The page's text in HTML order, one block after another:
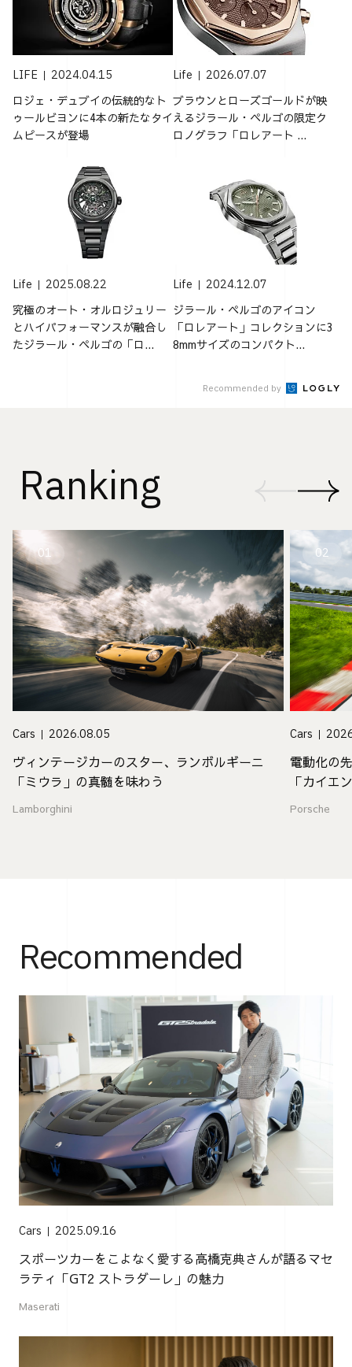
LIFE 2024.04.15
ロジェ・デュブイの伝統的なト
ゥールビヨンに4本の新たなタイ
ムピースが登場
Life 2026.07.07
ブラウンとローズゴールドが映
えるジラール・ペルゴの限定ク
ロノグラフ「ロレアート ...
Life 2025.08.22
究極のオート・オルロジュリー
とハイパフォーマンスが融合し
たジラール・ペルゴの「ロ...
Life 2024.12.07
ジラール・ペルゴのアイコン
「ロレアート」コレクションに3
8mmサイズのコンパクト...
Recommended by
Ranking
01
Cars 2026.08.05
ヴィンテージカーのスター、ランボルギーニ
「ミウラ」の真髄を味わう
Lamborghini
02
Cars
電動化の
「カイエ
Porsche
Recommended
Cars 2025.09.16
スポーツカーをこよなく愛する高橋克典さんが語るマセ
ラティ「GT2 ストラダーレ」の魅力
Maserati